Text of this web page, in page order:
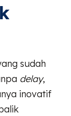
sudah
delay,
inovatif